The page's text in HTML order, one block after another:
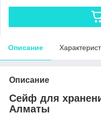
Описание
Описание
Сейф для
Алматы